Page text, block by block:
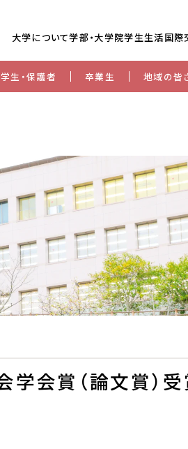
大学について学部・大学院学生生活国際
生・保護者 卒業生 地域の皆
会賞（論文賞）受